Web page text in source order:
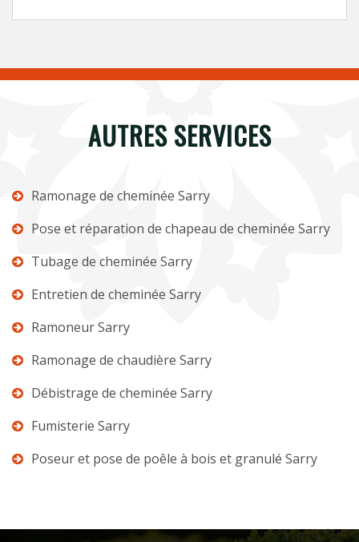
AUTRES SERVICES
Ramonage de cheminée Sarry
Pose et réparation de chapeau de cheminée Sarry
Tubage de cheminée Sarry
Entretien de cheminée Sarry
Ramoneur Sarry
Ramonage de chaudière Sarry
Débistrage de cheminée Sarry
Fumisterie Sarry
Poseur et pose de poêle à bois et granulé Sarry